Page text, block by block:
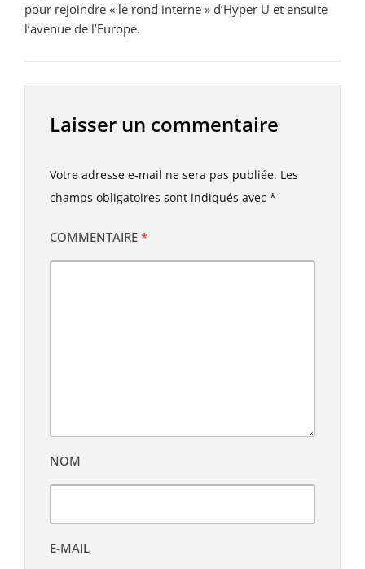
pour rejoindre « le rond interne » d’Hyper U et ensuite
l’avenue de l’Europe.
Laisser un commentaire
Votre adresse e-mail ne sera pas publiée. Les
champs obligatoires sont indiqués avec *
COMMENTAIRE *
NOM
E-MAIL